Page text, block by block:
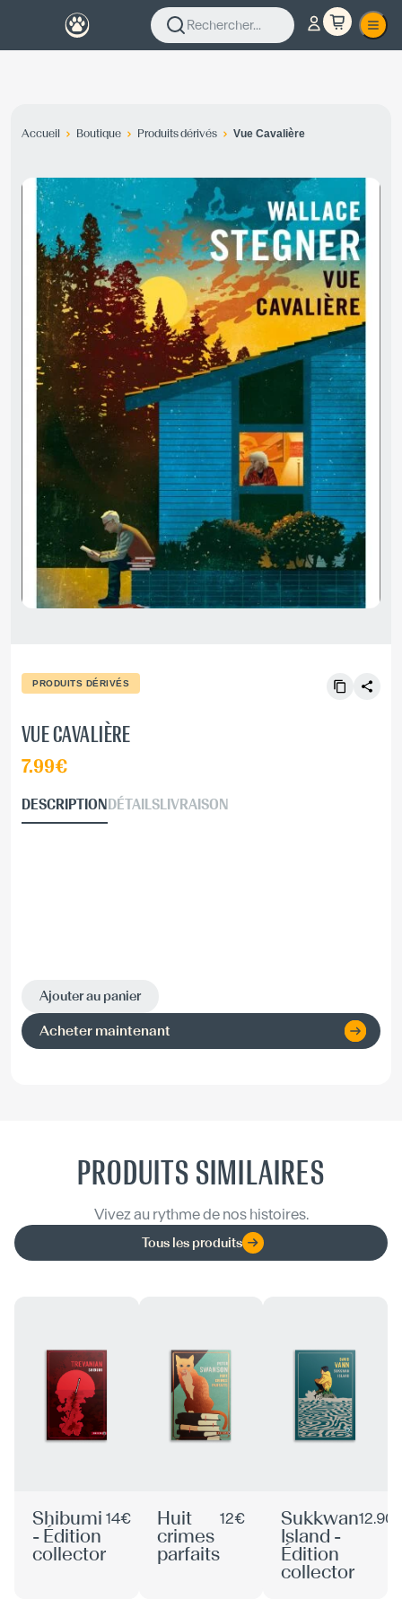
Rechercher...
Accueil Boutique Produits dérivés Vue Cavalière
PRODUITS DÉRIVÉS
VUE CAVALIÈRE
7.99€
DESCRIPTIONDÉTAILSLIVRAISON
Ajouter au panier
Acheter maintenant
PRODUITS SIMILAIRES
Vivez au rythme de nos histoires.
Tous les produits
Shibumi
- Édition
collector
14€
Huit
crimes
parfaits
12€
Sukkwan
Island -
Édition
collector